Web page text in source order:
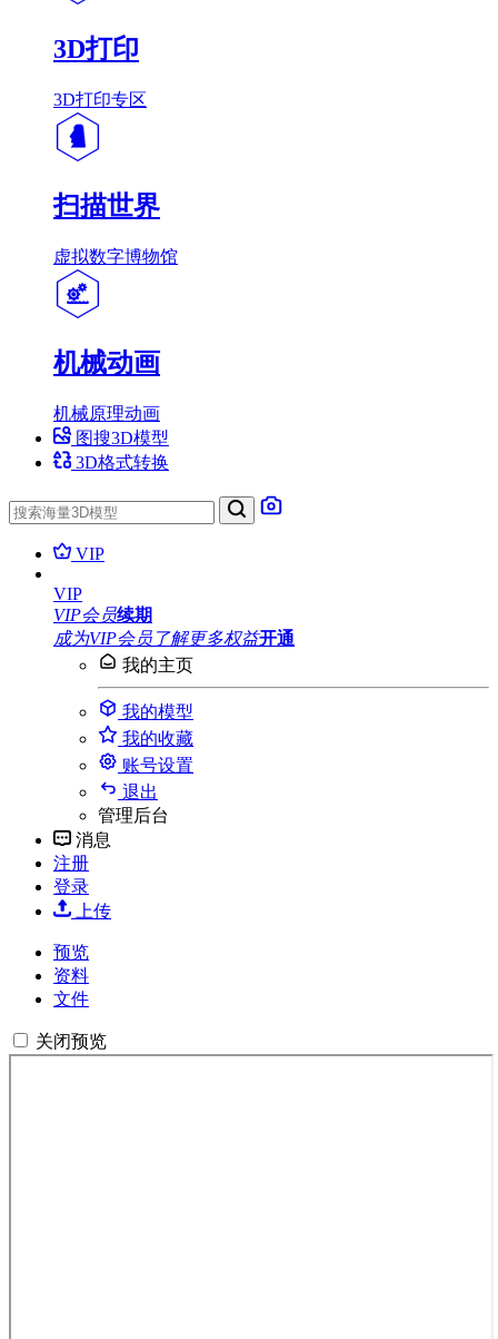
3D打印
3D打印专区
扫描世界
虚拟数字博物馆
机械动画
机械原理动画
图搜3D模型
3D格式转换
VIP
VIP
VIP会员续期
成为VIP会员 了解更多权益开通
我的主页
我的模型
我的收藏
账号设置
退出
管理后台
消息
注册
登录
上传
预览
资料
文件
关闭预览